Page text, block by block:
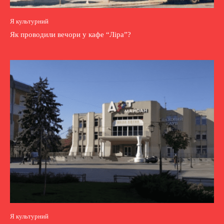
Я культурний
Як проводили вечори у кафе “Ліра”?
Я культурний